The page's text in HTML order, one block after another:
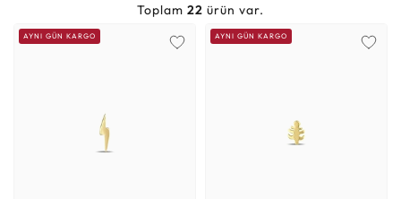
Toplam 22 ürün var.
AYNI GÜN KARGO AYNI GÜN KARGO